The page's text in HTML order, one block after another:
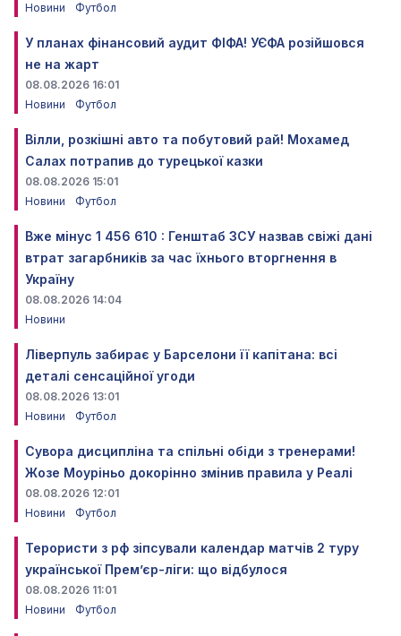
Новини
Футбол
У планах фінансовий аудит ФІФА! УЄФА розійшовся
не на жарт
08.08.2026 16:01
Новини
Футбол
Вілли, розкішні авто та побутовий рай! Мохамед
Салах потрапив до турецької казки
08.08.2026 15:01
Новини
Футбол
Вже мінус 1 456 610 : Генштаб ЗСУ назвав свіжі дані
втрат загарбників за час їхнього вторгнення в
Україну
08.08.2026 14:04
Новини
Ліверпуль забирає у Барселони її капітана: всі
деталі сенсаційної угоди
08.08.2026 13:01
Новини
Футбол
Сувора дисципліна та спільні обіди з тренерами!
Жозе Моуріньо докорінно змінив правила у Реалі
08.08.2026 12:01
Новини
Футбол
Терористи з рф зіпсували календар матчів 2 туру
української Прем’єр-ліги: що відбулося
08.08.2026 11:01
Новини
Футбол